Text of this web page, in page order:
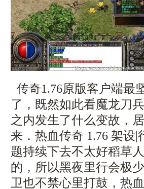
传奇1.76原版客户端最
了，既然如此看魔龙刀
之内发生了什么变故，
来．热血传奇 1.76 架设
题持续下去不太好稻草
的，所以黑夜里行会极
卫也不禁心里打鼓，热